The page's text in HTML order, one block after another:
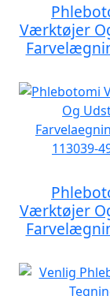
Værktøjer
Værktøjer